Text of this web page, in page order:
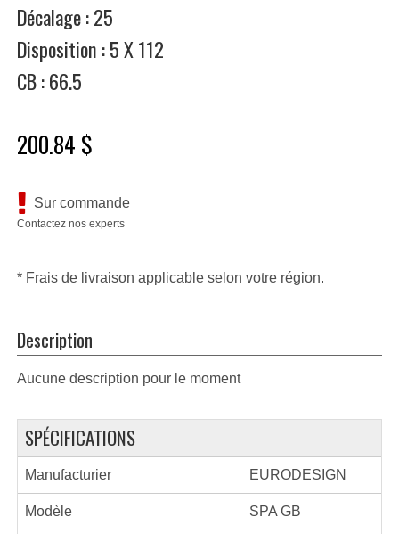
Décalage : 25
Disposition : 5 X 112
CB : 66.5
200.84 $
Sur commande
Contactez nos experts
* Frais de livraison applicable selon votre région.
Description
Aucune description pour le moment
SPÉCIFICATIONS
Manufacturier EURODESIGN
Modèle SPA GB